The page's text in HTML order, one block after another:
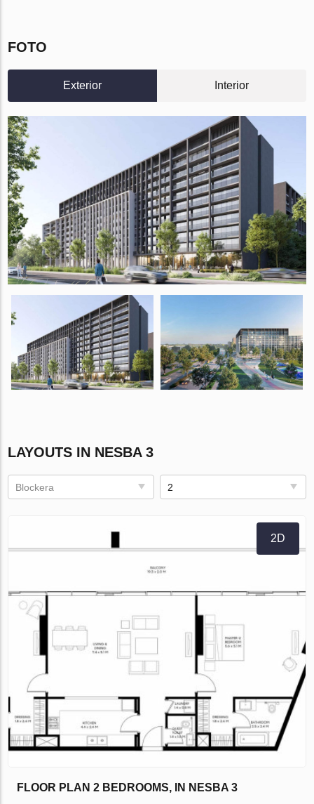
FOTO
Exterior Interior
LAYOUTS IN NESBA 3
Blockera 2
2D
FLOOR PLAN 2 BEDROOMS, IN NESBA 3